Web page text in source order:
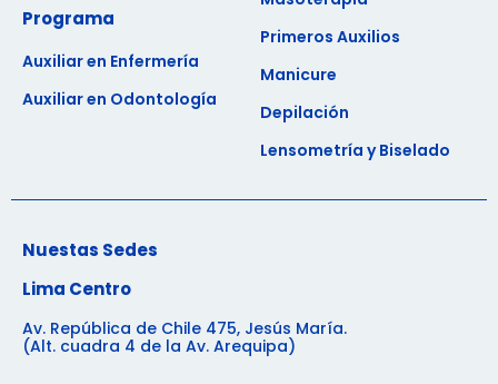
Programa
Auxiliar en Enfermería
Auxiliar en Odontología
Primeros Auxilios
Manicure
Depilación
Lensometría y Biselado
Nuestas Sedes
Lima Centro
Av. República de Chile 475, Jesús María.
(Alt. cuadra 4 de la Av. Arequipa)